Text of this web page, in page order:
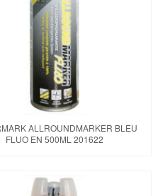
ALLROUNDMARKER BLEU
FLUO EN 500ML 201622